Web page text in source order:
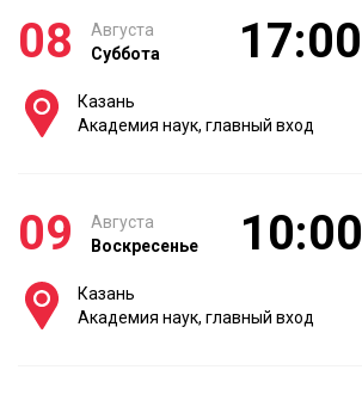
08
Августа
Суббота
17:00
Казань
Академия наук, главный вход
09
Августа
Воскресенье
10:00
Казань
Академия наук, главный вход